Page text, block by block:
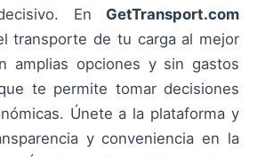
En GetTransport.com
transporte de tu carga al mejor
amplias opciones y sin gastos
te permite tomar decisiones
Únete a la plataforma y
y conveniencia en la